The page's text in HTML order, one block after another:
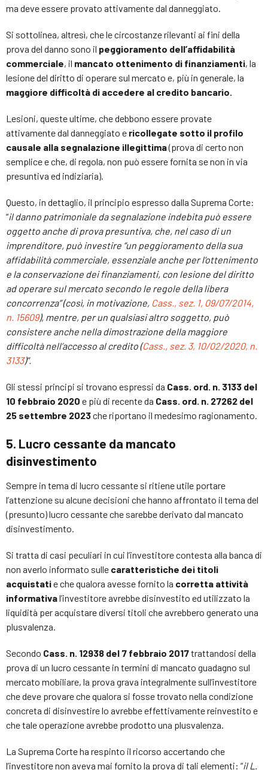
ma deve essere provato attivamente dal danneggiato.
Si sottolinea, altresì, che le circostanze rilevanti ai fini della
prova del danno sono il peggioramento dell’affidabilità
commerciale, il mancato ottenimento di finanziamenti, la
lesione del diritto di operare sul mercato e, più in generale, la
maggiore difficoltà di accedere al credito bancario.
Lesioni, queste ultime, che debbono essere provate
attivamente dal danneggiato e ricollegate sotto il profilo
causale alla segnalazione illegittima(prova di certo non
semplice e che, di regola, non può essere fornita se non in via
presuntiva ed indiziaria).
Questo, in dettaglio, il principio espresso dalla Suprema Corte:
“il danno patrimoniale da segnalazione indebita può essere
oggetto anche di prova presuntiva, che, nel caso di un
imprenditore, può investire “un peggioramento della sua
affidabilità commerciale, essenziale anche per l’ottenimento
e la conservazione dei finanziamenti, con lesione del diritto
ad operare sul mercato secondo le regole della libera
concorrenza” (così, in motivazione, Cass., sez. 1, 09/07/2014,
n. 15609), mentre, per un qualsiasi altro soggetto, può
consistere anche nella dimostrazione della maggiore
difficoltà nell’accesso al credito (Cass., sez. 3, 10/02/2020, n.
3133)”.
Gli stessi principi si trovano espressi da Cass. ord. n. 3133 del
10 febbraio 2020 e più di recente da Cass. ord. n. 27262 del
25 settembre 2023che riportano il medesimo ragionamento.
5. Lucro cessante da mancato
disinvestimento
Sempre in tema di lucro cessante si ritiene utile portare
l’attenzione su alcune decisioni che hanno affrontato il tema del
(presunto) lucro cessante che sarebbe derivato dal mancato
disinvestimento.
Si tratta di casi peculiari in cui l’investitore contesta alla banca di
non averlo informato sulle caratteristiche dei titoli
acquistatie che qualora avesse fornito la corretta attività
informatival’investitore avrebbe disinvestito ed utilizzato la
liquidità per acquistare diversi titoli che avrebbero generato una
plusvalenza.
Secondo Cass. n. 12938 del 7 febbraio 2017trattandosi della
prova di un lucro cessante in termini di mancato guadagno sul
mercato mobiliare, la prova grava integralmente sull’investitore
che deve provare che qualora si fosse trovato nella condizione
concreta di disinvestire lo avrebbe effettivamente reinvestito e
che tale operazione avrebbe prodotto una plusvalenza.
La Suprema Corte ha respinto il ricorso accertando che
l’investitore non aveva mai fornito la prova di tali elementi: “il L.